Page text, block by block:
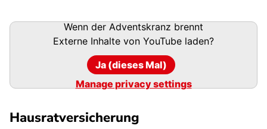
Wenn der Adventskranz brennt
Externe Inhalte von YouTube laden?
Ja (dieses Mal)
Manage privacy settings
Hausratversicherung